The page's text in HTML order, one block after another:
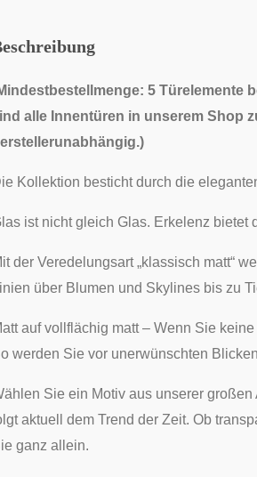
5 Türelemente
alle Innentüren in unserem Shop
)
Kollektion besticht durch die
ist nicht gleich Glas. Erkelenz bietet
der Veredelungsart „klassisch matt“
über Blumen und Skylines bis zu
auf vollflächig matt – Wenn Sie
werden Sie vor unerwünschten
Sie ein Motiv aus unserer
aktuell dem Trend der Zeit. Ob
ganz allein.